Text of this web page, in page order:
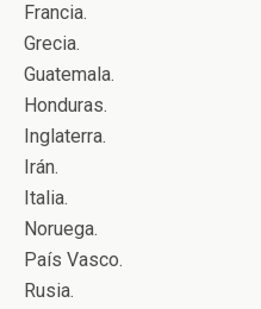
Francia.
Grecia.
Guatemala.
Honduras.
Inglaterra.
Irán.
Italia.
Noruega.
País Vasco.
Rusia.